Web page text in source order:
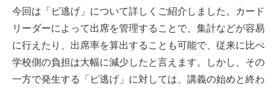
今回は「ピ逃げ」について詳しくご紹介しました。カード
リーダーによって出席を管理することで、集計などが容易
に行えたり、出席率を算出することも可能で、従来に比べ
学校側の負担は大幅に減少したと言えます。しかし、その
一方で発生する「ピ逃げ」に対しては、講義の始めと終わ